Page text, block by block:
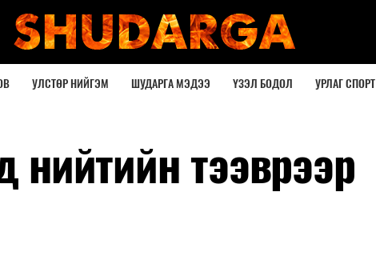
УЛСТӨР НИЙГЭМ ШУДАРГА МЭДЭЭ ҮЗЭЛ БОДОЛ УРЛАГ СПОРТ
нийтийн тээврээр